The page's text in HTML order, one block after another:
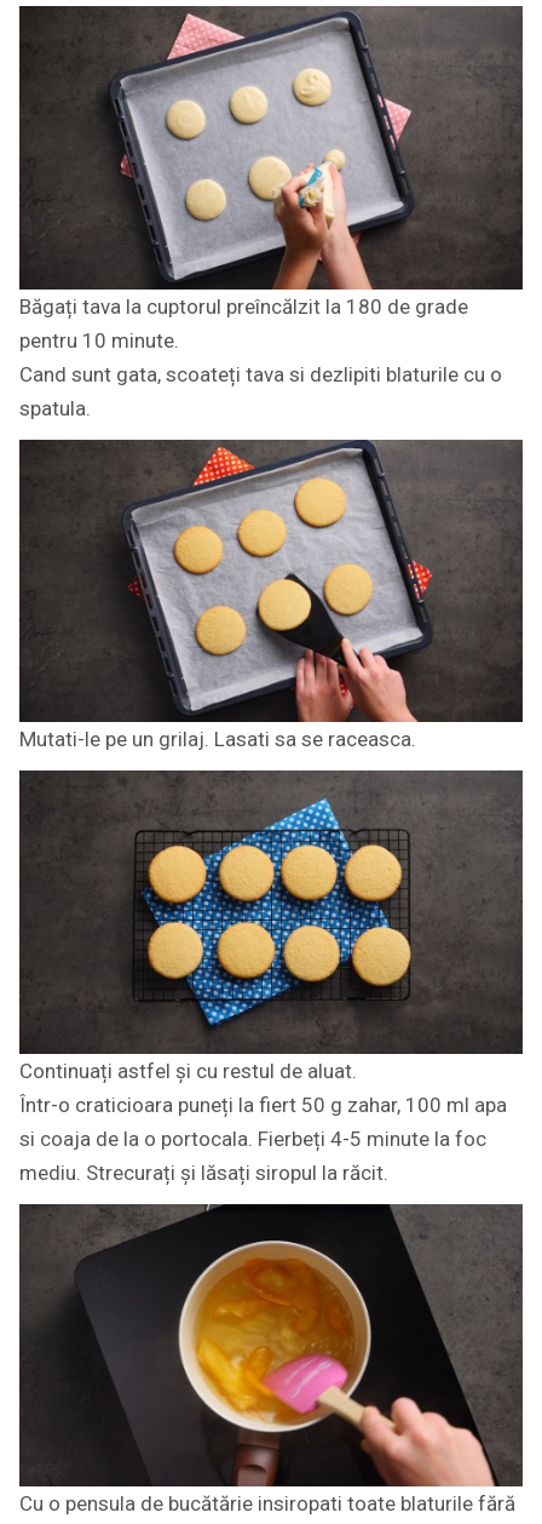
Băgați tava la cuptorul preîncălzit la 180 de grade
pentru 10 minute.
Cand sunt gata, scoateți tava si dezlipiti blaturile cu o
spatula.
Mutati-le pe un grilaj. Lasati sa se raceasca.
Continuați astfel și cu restul de aluat.
Într-o craticioara puneți la fiert 50 g zahar, 100 ml apa
si coaja de la o portocala. Fierbeți 4-5 minute la foc
mediu. Strecurați și lăsați siropul la răcit.
Cu o pensula de bucătărie insiropati toate blaturile fără